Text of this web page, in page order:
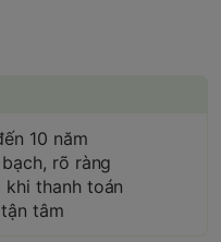
10 năm
rõ ràng
thanh toán
tâm